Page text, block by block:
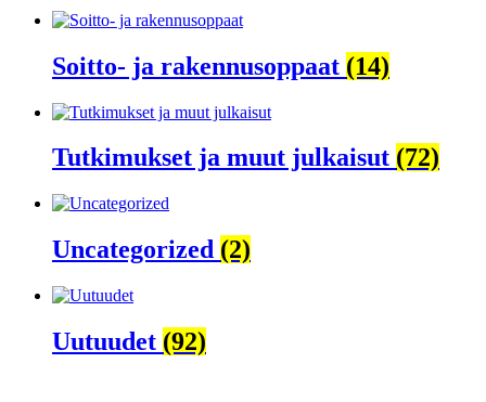
Soitto- ja rakennusoppaat (14)
Tutkimukset ja muut julkaisut (72)
Uncategorized (2)
Uutuudet (92)